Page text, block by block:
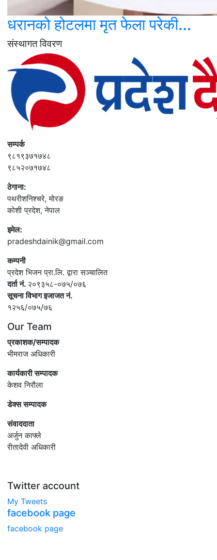
धरानको होटलमा मृत फेला परेकी...
संस्थागत विवरण
सम्पर्क
९८१९३७१७४८
९८५२०७१७४८
ठेगाना:
पथरीशनिश्‍चरे, मोरङ
कोशी प्रदेश, नेपाल
इमेल:
pradeshdainik@gmail.com
कम्पनी
प्रदेश भिजन प्रा.लि. द्वारा सञ्‍चालित
दर्ता नं. २०९३५८-०७५/०७६
सूचना विभाग इजाजत नं.
१२५६/०७५/७६
Our Team
प्रकाशक/सम्पादक
भीमराज अधिकारी
कार्यकारी सम्पादक
केशव निरौला
डेक्स सम्पादक
संवाददाता
अर्जुन काफ्ले
रीतादेवी अधिकारी
Twitter account
My Tweets
facebook page
facebook page